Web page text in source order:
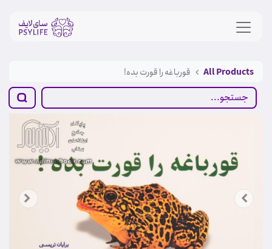
All Products قورباغه را قورت بده!